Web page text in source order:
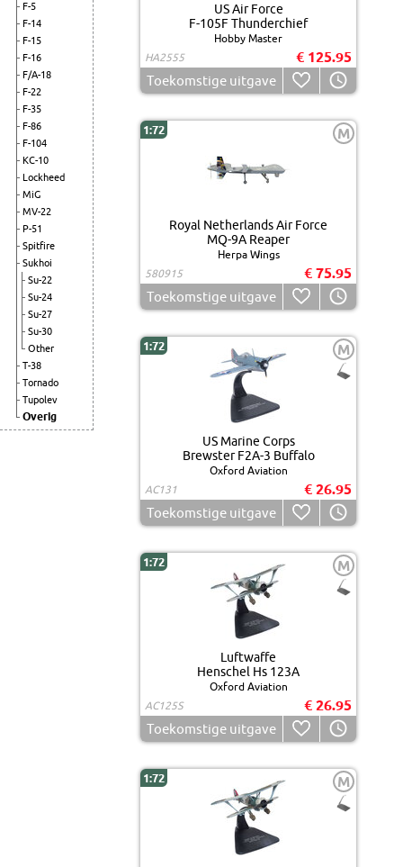
F-5
F-14
F-15
F-16
F/A-18
F-22
F-35
F-86
F-104
KC-10
Lockheed
MiG
MV-22
P-51
Spitfire
Sukhoi
Su-22
Su-24
Su-27
Su-30
Other
T-38
Tornado
Tupolev
Overig
US Air Force
F-105F Thunderchief
Hobby Master
HA2555
€ 125.95
Toekomstige uitgave
1:72 M
Royal Netherlands Air Force
MQ-9A Reaper
Herpa Wings
580915
€ 75.95
Toekomstige uitgave
1:72 M
US Marine Corps
Brewster F2A-3 Buffalo
Oxford Aviation
AC131
€ 26.95
Toekomstige uitgave
1:72 M
Luftwaffe
Henschel Hs 123A
Oxford Aviation
AC125S
€ 26.95
Toekomstige uitgave
1:72 M